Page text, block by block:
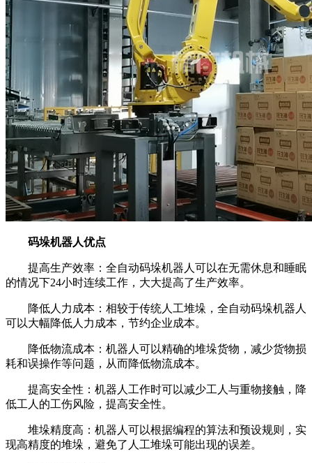
码垛机器人优点
提高生产效率：全自动码垛机器人可以在无需休息和睡眠
的情况下24小时连续工作，大大提高了生产效率。
降低人力成本：相较于传统人工堆垛，全自动码垛机器人
可以大幅降低人力成本，节约企业成本。
降低物流成本：机器人可以精确的堆垛货物，减少货物损
耗和误操作等问题，从而降低物流成本。
提高安全性：机器人工作时可以减少工人与重物接触，降
低工人的工伤风险，提高安全性。
堆垛精度高：机器人可以根据编程的算法和预设规则，实
现高精度的堆垛，避免了人工堆垛可能出现的误差。